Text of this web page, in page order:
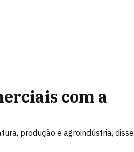
com a
produção e agroindústria, disse